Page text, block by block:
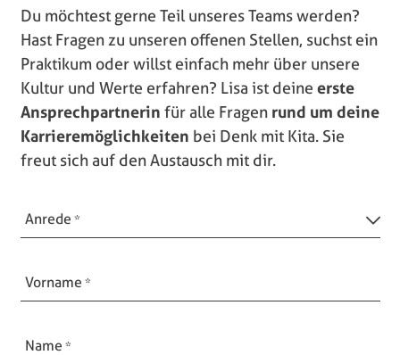
Du möchtest gerne Teil unseres Teams werden?
Hast Fragen zu unseren offenen Stellen, suchst ein
Praktikum oder willst einfach mehr über unsere
Kultur und Werte erfahren? Lisa ist deine erste
Ansprechpartnerin für alle Fragen rund um deine
Karrieremöglichkeiten bei Denk mit Kita. Sie
freut sich auf den Austausch mit dir.
Anrede
Vorname
Name